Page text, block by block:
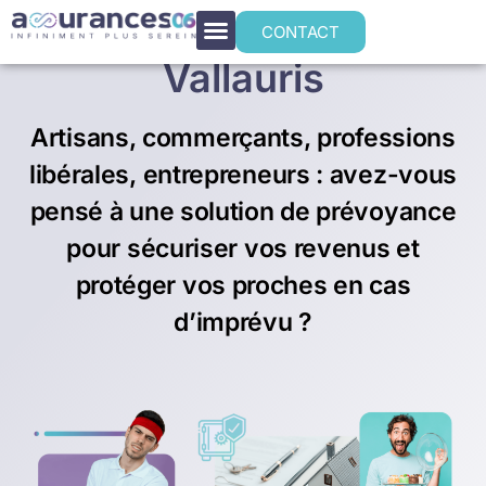
CONTACT
Prévoyance TNS à
Vallauris
Artisans, commerçants, professions
libérales, entrepreneurs : avez-vous
pensé à une solution de prévoyance
pour sécuriser vos revenus et
protéger vos proches en cas
d’imprévu ?